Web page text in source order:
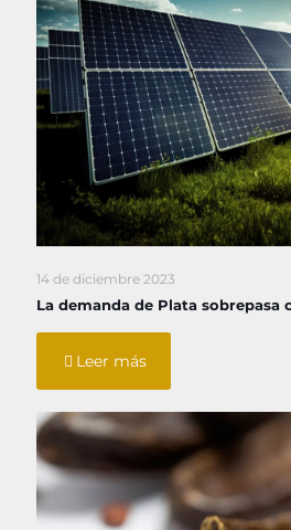
14 de diciembre 2023
La demanda de Plata sobrepasa
Leer más